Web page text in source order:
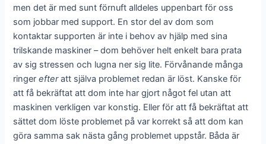
men det är med sunt förnuft alldeles uppenbart för oss
som jobbar med support. En stor del av dom som
kontaktar supporten är inte i behov av hjälp med sina
trilskande maskiner – dom behöver helt enkelt bara prata
av sig stressen och lugna ner sig lite. Förvånande många
ringerefteratt själva problemet redan är löst. Kanske för
att få bekräftat att dom inte har gjort något fel utan att
maskinen verkligen var konstig. Eller för att få bekräftat att
sättet dom löste problemet på var korrekt så att dom kan
göra samma sak nästa gång problemet uppstår. Båda är